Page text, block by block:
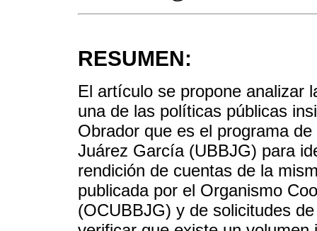
RESUMEN:
El artículo se propone analizar
una de las políticas públicas
Obrador que es el programa
Juárez García (UBBJG) para
rendición de cuentas de la
publicada por el Organismo
(OCUBBJG) y de solicitudes